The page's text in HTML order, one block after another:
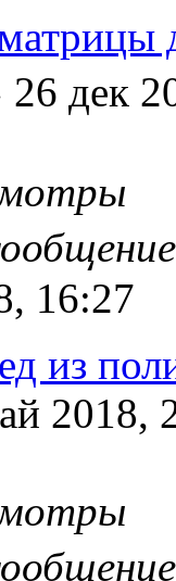
26 дек
16:27
из
2018,